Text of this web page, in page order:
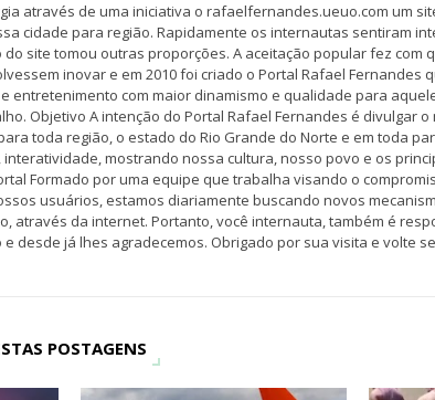
através de uma iniciativa o rafaelfernandes.ueuo.com um
cidade para região. Rapidamente os internautas sentiram
do site tomou outras proporções. A aceitação popular fez com
inovar e em 2010 foi criado o Portal Rafael Fernandes
entretenimento com maior dinamismo e qualidade para
Objetivo A intenção do Portal Rafael Fernandes é divulgar o
toda região, o estado do Rio Grande do Norte e em toda
mostrando nossa cultura, nosso povo e os
Formado por uma equipe que trabalha visando o
usuários, estamos diariamente buscando novos
através da internet. Portanto, você internauta, também é
e desde já lhes agradecemos. Obrigado por sua visita e volte
POSTAGENS